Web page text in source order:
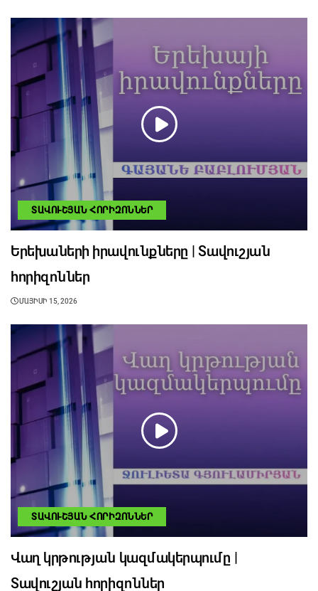
ՏԱՎՈՒՇՅԱՆ ՀՈՐԻԶՈՆՆԵՐ
Երեխաների իրավունքները | Տավուշյան
հորիզոններ
ՄԱՅԻՍԻ 15, 2026
ՏԱՎՈՒՇՅԱՆ ՀՈՐԻԶՈՆՆԵՐ
Վաղ կրթության կազմակերպումը |
Տավուշյան հորիզոններ